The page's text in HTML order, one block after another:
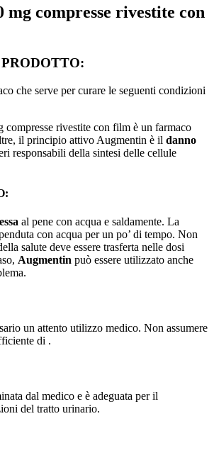
mg compresse rivestite con
che serve per curare le seguenti condizioni
rivestite con film è un farmaco
il principio attivo Augmentin è il danno
responsabili della sintesi delle cellule
al pene con acqua e saldamente. La
con acqua per un po’ di tempo. Non
salute deve essere trasferta nelle dosi
Augmentin può essere utilizzato anche
un attento utilizzo medico. Non assumere
di .
dal medico e è adeguata per il
del tratto urinario.